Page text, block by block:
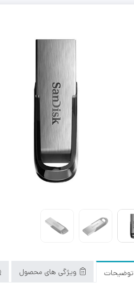
توضیحات ویژگی های محصول